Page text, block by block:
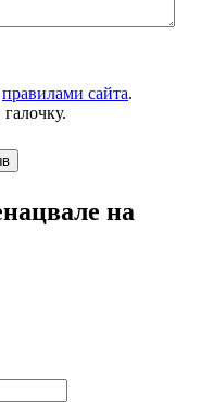
правилами сайта.
на